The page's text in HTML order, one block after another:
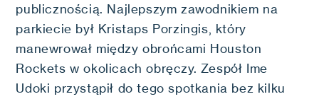
publicznością. Najlepszym zawodnikiem na
parkiecie był Kristaps Porzingis, który
manewrował między obrońcami Houston
Rockets w okolicach obręczy. Zespół Ime
Udoki przystąpił do tego spotkania bez kilku